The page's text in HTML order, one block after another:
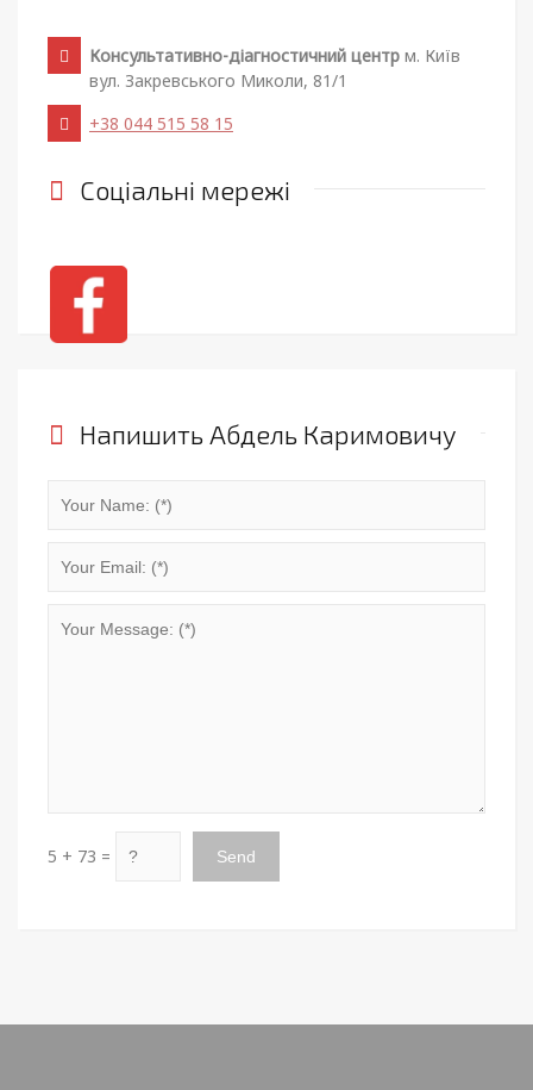
Консультативно-діагностичний центр м. Київ
вул. Закревського Миколи, 81/1
+38 044 515 58 15
Соціальні мережі
Напишить Абдель Каримовичу
5 + 73 =